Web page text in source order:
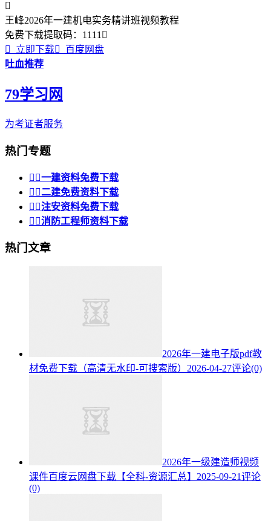

王峰2026年一建机电实务精讲班视频教程
免费下载提取码： 1111 

立即下载
百度网盘
吐血推荐
79学习网
为考证者服务
热门专题
 一建资料免费下载
 二建免费资料下载
 注安资料免费下载
 消防工程师资料下载
热门文章
2026年一建电子版pdf教
材免费下载（高清无水印-可搜索版） 2026-04-27评论(0)
2026年一级建造师视频
课件百度云网盘下载【全科-资源汇总】 2025-09-21评论
(0)